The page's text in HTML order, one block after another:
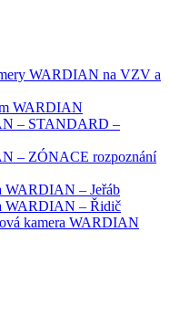
WARDIAN na VZV a
WARDIAN
– STANDARD –
– ZÓNACE rozpoznání
WARDIAN – Jeřáb
WARDIAN – Řidič
kamera WARDIAN